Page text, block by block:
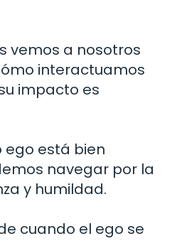
vemos a nosotros
interactuamos
impacto es
ego está bien
navegar por la
y humildad.
cuando el ego se